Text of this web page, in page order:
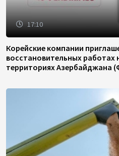
17:10
Корейские компании
восстановительных
территориях Азербайджана